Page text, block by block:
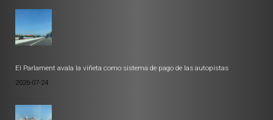
El Parlament avala la viñeta como sistema de pago de las autopistas
2026-07-24